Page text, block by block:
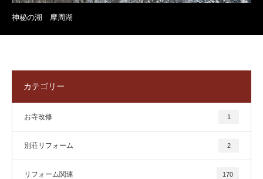
神秘の湖 摩周湖
カテゴリー
お寺改修 1
別荘リフォーム 2
リフォーム関連 170